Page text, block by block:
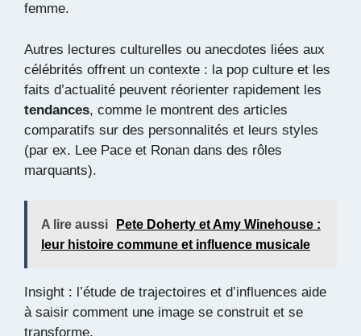
femme.
Autres lectures culturelles ou anecdotes liées aux
célébrités offrent un contexte : la pop culture et les
faits d’actualité peuvent réorienter rapidement les
tendances, comme le montrent des articles
comparatifs sur des personnalités et leurs styles
(par ex. Lee Pace et Ronan dans des rôles
marquants).
A lire aussi
Pete Doherty et Amy Winehouse :
leur histoire commune et influence musicale
Insight : l’étude de trajectoires et d’influences aide
à saisir comment une image se construit et se
transforme.